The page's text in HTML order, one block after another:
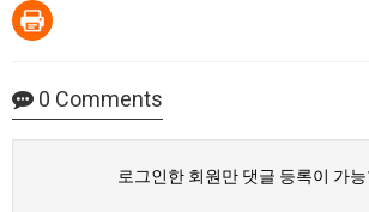
0 Comments
로그인한 회원만 댓글 등록이 가